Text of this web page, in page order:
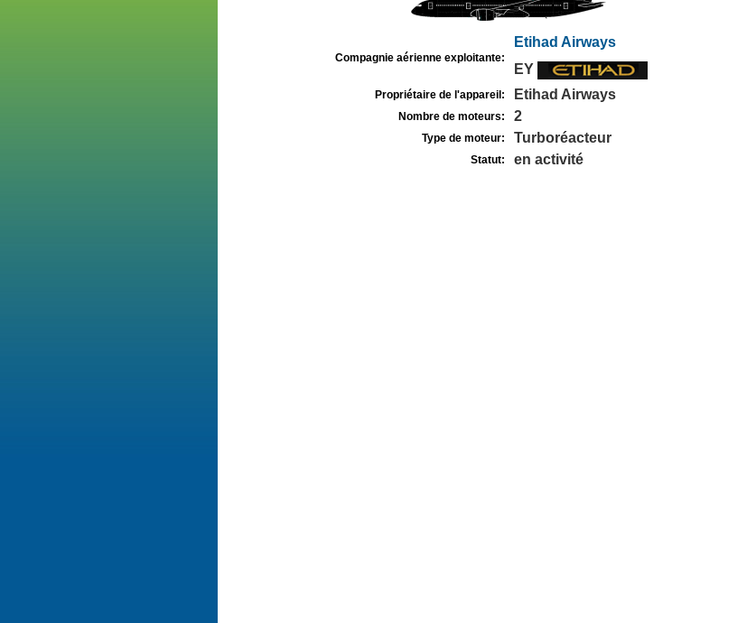
Compagnie aérienne exploitante:
Etihad Airways
EY
Propriétaire de l'appareil: Etihad Airways
Nombre de moteurs: 2
Type de moteur: Turboréacteur
Statut: en activité